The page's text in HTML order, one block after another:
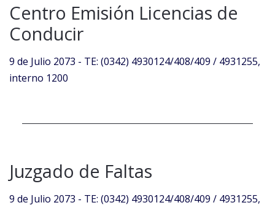
Centro Emisión Licencias de
Conducir
9 de Julio 2073 - TE: (0342) 4930124/408/409 / 4931255,
interno 1200
Juzgado de Faltas
9 de Julio 2073 - TE: (0342) 4930124/408/409 / 4931255,